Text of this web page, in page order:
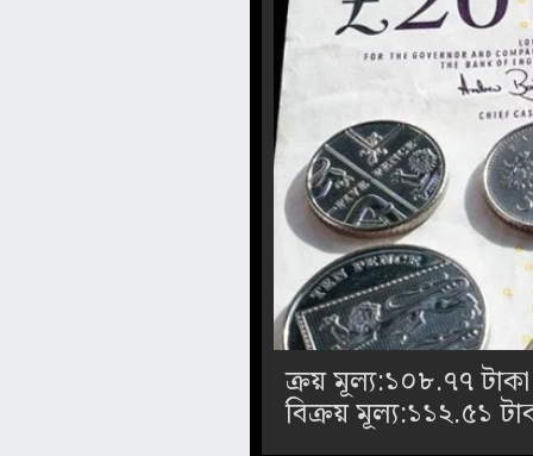
ক্রয় মূল্য:১০৮.৭৭ টাকা
বিক্রয় মূল্য:১১২.৫১